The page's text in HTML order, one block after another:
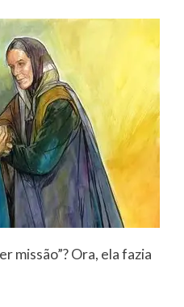
missão”? Ora, ela fazia